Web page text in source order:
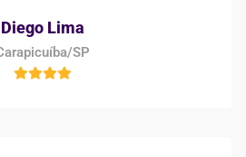
Diego Lima
SP